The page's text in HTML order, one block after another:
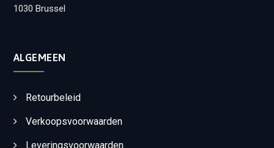
1030 Brussel
ALGEMEEN
Retourbeleid
Verkoopsvoorwaarden
Leveringsvoorwaarden